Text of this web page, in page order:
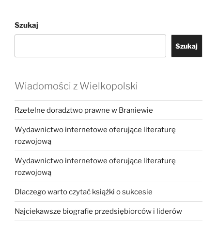
Szukaj
Szukaj
Wiadomości z Wielkopolski
Rzetelne doradztwo prawne w Braniewie
Wydawnictwo internetowe oferujące literaturę
rozwojową
Wydawnictwo internetowe oferujące literaturę
rozwojową
Dlaczego warto czytać książki o sukcesie
Najciekawsze biografie przedsiębiorców i liderów